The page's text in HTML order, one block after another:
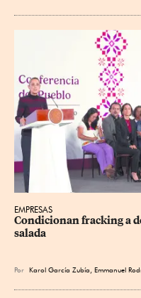
EMPRESAS
Condicionan fracking a
salada
Por Karol García Zubía Emmanuel